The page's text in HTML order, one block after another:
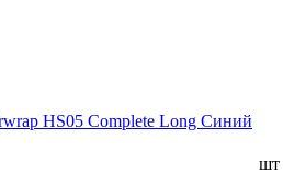
HS05 Complete Long Синий
шт